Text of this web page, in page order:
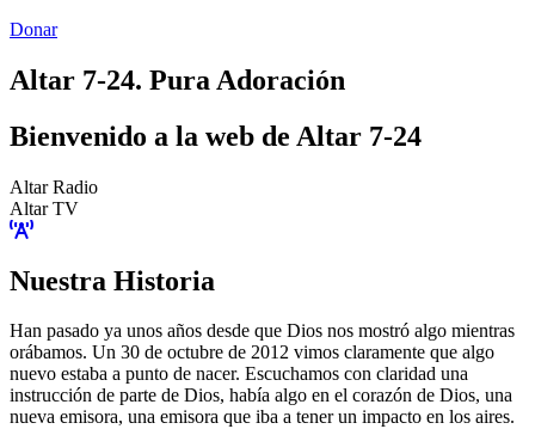
Donar
Altar 7-24. Pura Adoración
Bienvenido a la web de Altar 7-24
Altar Radio
Altar TV
Nuestra Historia
Han pasado ya unos años desde que Dios nos mostró algo mientras
orábamos. Un 30 de octubre de 2012 vimos claramente que algo
nuevo estaba a punto de nacer. Escuchamos con claridad una
instrucción de parte de Dios, había algo en el corazón de Dios, una
nueva emisora, una emisora que iba a tener un impacto en los aires.